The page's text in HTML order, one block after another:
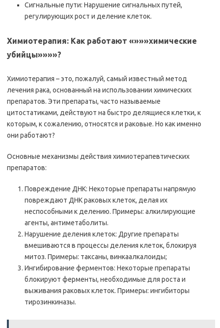
Сигнальные пути: Нарушение сигнальных путей,
регулирующих рост и деление клеток.
Химиотерапия: Как работают «»»»химические
убийцы»»»»?
Химиотерапия – это, пожалуй, самый известный метод
лечения рака, основанный на использовании химических
препаратов. Эти препараты, часто называемые
цитостатиками, действуют на быстро делящиеся клетки, к
которым, к сожалению, относятся и раковые. Но как именно
они работают?
Основные механизмы действия химиотерапевтических
препаратов:
Повреждение ДНК: Некоторые препараты напрямую
повреждают ДНК раковых клеток, делая их
неспособными к делению. Примеры: алкилирующие
агенты, антиметаболиты.
Нарушение деления клеток: Другие препараты
вмешиваются в процессы деления клеток, блокируя
митоз. Примеры: таксаны, винкаалкалоиды;
Ингибирование ферментов: Некоторые препараты
блокируют ферменты, необходимые для роста и
выживания раковых клеток. Примеры: ингибиторы
тирозинкиназы.